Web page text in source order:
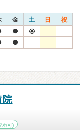
金 土 日 祝
院
ホ可)